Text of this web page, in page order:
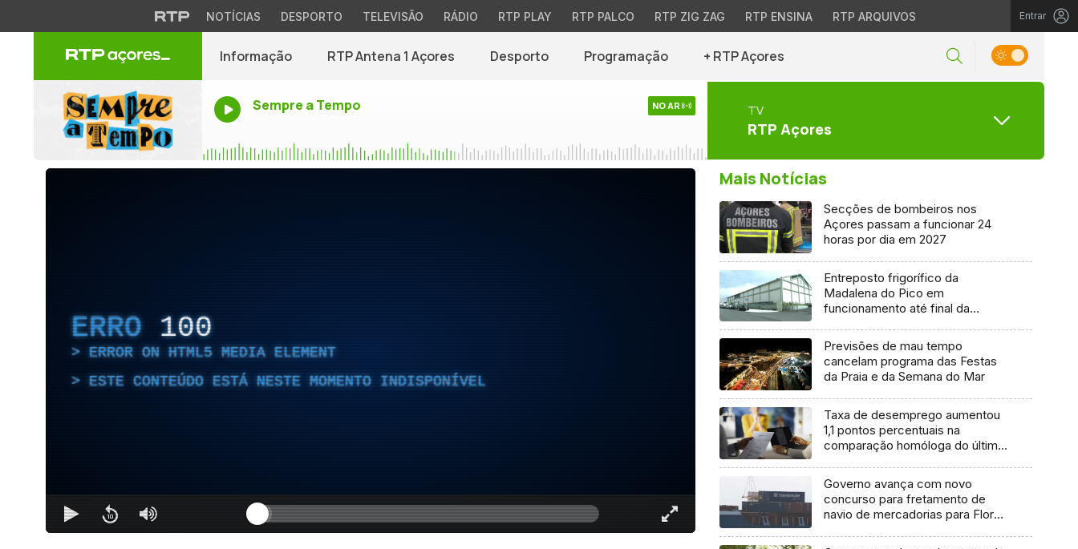
NOTÍCIAS DESPORTO TELEVISÃO RÁDIO RTP PLAY RTP PALCO RTP ZIG ZAG RTP ENSINA RTP ARQUIVOS Entrar
Informação RTP Antena 1 Açores Desporto Programação + RTP Açores
Sempre a Tempo NO AR TV
RTP Açores
ERRO 100
ERROR ON HTML5 MEDIA ELEMENT
ESTE CONTEÚDO ESTÁ NESTE MOMENTO INDISPONÍVEL
Mais Notícias
Secções de bombeiros nos
Açores passam a funcionar 24
horas por dia em 2027
Entreposto frigorífico da
Madalena do Pico em
funcionamento até final da
Previsões de mau tempo
cancelam programa das Festas
da Praia e da Semana do Mar
Taxa de desemprego aumentou
1,1 pontos percentuais na
comparação homóloga do último
Governo avança com novo
concurso para fretamento de
navio de mercadorias para Flores